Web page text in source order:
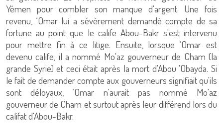
Yémen pour combler son manque d'argent. Une fois
revenu, ‘Omar lui a sévèrement demandé compte de sa
fortune au point que le calife Abou-Bakr s'est intervenu
pour mettre fin à ce litige. Ensuite, lorsque ‘Omar est
devenu calife, il a nommé Mo'az gouverneur de Cham (la
grande Syrie) et ceci était après la mort d'Abou 'Obayda. Si
le fait de demander compte aux gouverneurs signifiait qu'ils
sont déloyaux, ‘Omar n'aurait pas nommé Mo'az
gouverneur de Cham et surtout après leur différend lors du
califat d'Abou-Bakr.